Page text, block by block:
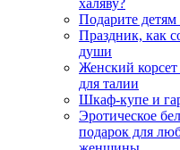
халяву?
Подарите детям
Праздник, как
души
Женский
для талии
Шкаф-купе и
Эротическое
подарок для